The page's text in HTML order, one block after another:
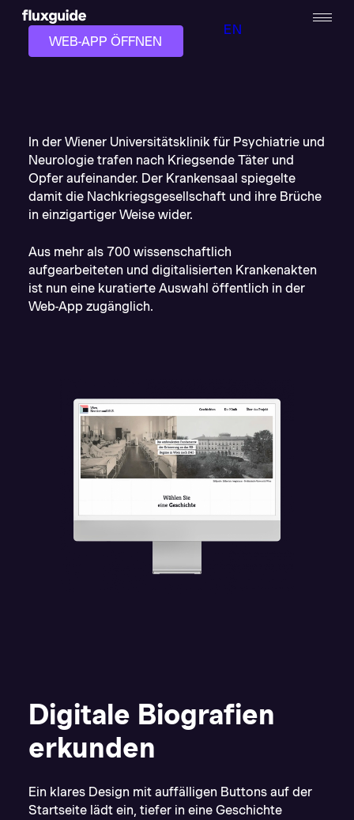
EN
WEB-APP ÖFFNEN
In der Wiener Universitätsklinik für Psychiatrie und
Neurologie trafen nach Kriegsende Täter und
Opfer aufeinander. Der Krankensaal spiegelte
damit die Nachkriegsgesellschaft und ihre Brüche
in einzigartiger Weise wider.
Aus mehr als 700 wissenschaftlich
aufgearbeiteten und digitalisierten Krankenakten
ist nun eine kuratierte Auswahl öffentlich in der
Web-App zugänglich.
Digitale Biografien
erkunden
Ein klares Design mit auffälligen Buttons auf der
Startseite lädt ein, tiefer in eine Geschichte